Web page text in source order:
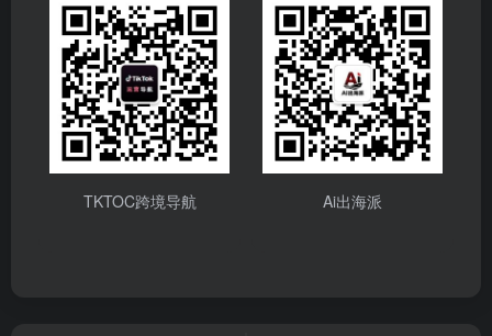
TKTOC跨境导航 Ai出海派